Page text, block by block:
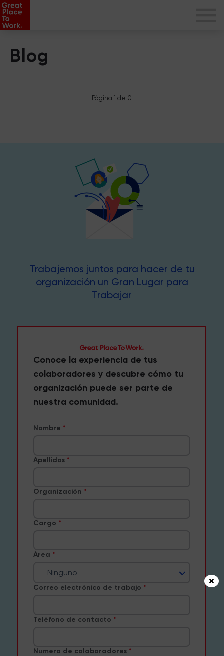
Blog
Página 1 de 0
Trabajemos juntos para hacer de tu
organización un Gran Lugar para
Trabajar
Conoce la experiencia de tus
colaboradores y descubre cómo tu
organización puede ser parte de
nuestra comunidad.
Nombre
Apellidos
Organización
Cargo
Área
--Ninguno--
Correo electrónico de trabajo
Teléfono de contacto
Numero de colaboradores